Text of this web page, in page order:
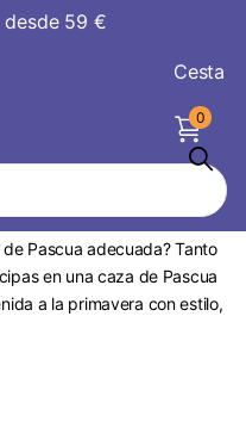
Cesta
0
y color, y ¿qué mejor
Pascua adecuada? Tanto
en una caza de Pascua
a la primavera con estilo,